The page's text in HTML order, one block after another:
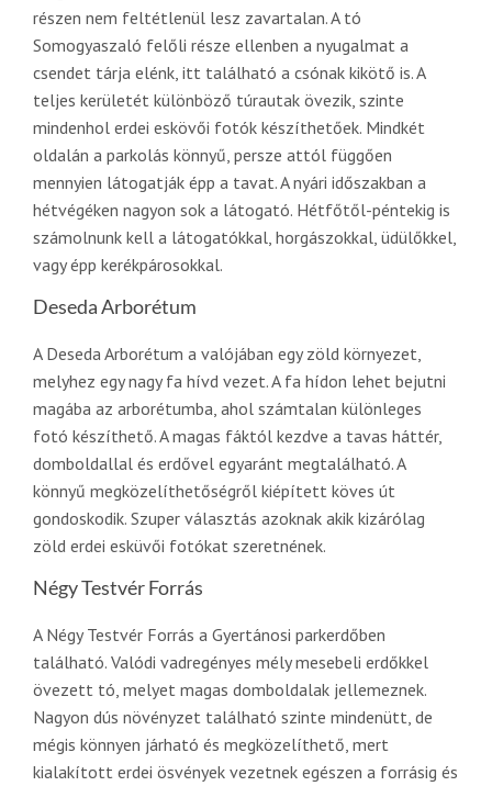
részen nem feltétlenül lesz zavartalan. A tó
Somogyaszaló felőli része ellenben a nyugalmat a
csendet tárja elénk, itt található a csónak kikötő is. A
teljes kerületét különböző túrautak övezik, szinte
mindenhol erdei eskövői fotók készíthetőek. Mindkét
oldalán a parkolás könnyű, persze attól függően
mennyien látogatják épp a tavat. A nyári időszakban a
hétvégéken nagyon sok a látogató. Hétfőtől-péntekig is
számolnunk kell a látogatókkal, horgászokkal, üdülőkkel,
vagy épp kerékpárosokkal.
Deseda Arborétum
A Deseda Arborétum a valójában egy zöld környezet,
melyhez egy nagy fa hívd vezet. A fa hídon lehet bejutni
magába az arborétumba, ahol számtalan különleges
fotó készíthető. A magas fáktól kezdve a tavas háttér,
domboldallal és erdővel egyaránt megtalálható. A
könnyű megközelíthetőségről kiépített köves út
gondoskodik. Szuper választás azoknak akik kizárólag
zöld erdei esküvői fotókat szeretnének.
Négy Testvér Forrás
A Négy Testvér Forrás a Gyertánosi parkerdőben
található. Valódi vadregényes mély mesebeli erdőkkel
övezett tó, melyet magas domboldalak jellemeznek.
Nagyon dús növényzet található szinte mindenütt, de
mégis könnyen járható és megközelíthető, mert
kialakított erdei ösvények vezetnek egészen a forrásig és